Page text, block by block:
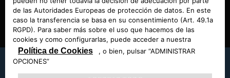
Si ya eres propietario de un Nuevo Abarth 500e, accede al
sitio web Mopar de tu país y activa tu pack